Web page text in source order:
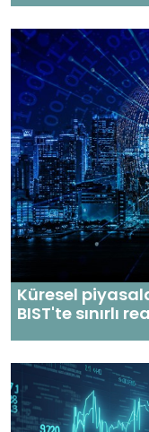
Küresel
BIST'te sınırlı